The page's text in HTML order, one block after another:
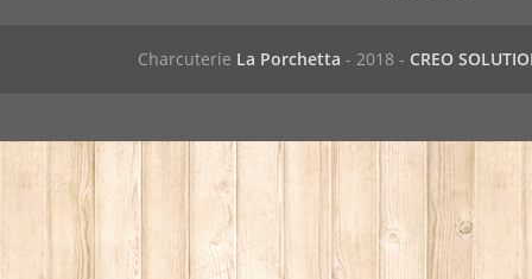
Charcuterie La Porchetta - 2018 - CREO